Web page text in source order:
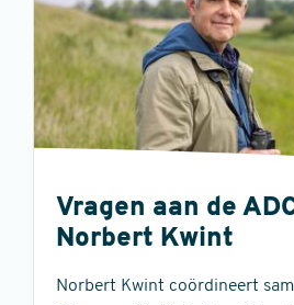
Vragen aan de
Norbert Kwint
Norbert Kwint coördineert